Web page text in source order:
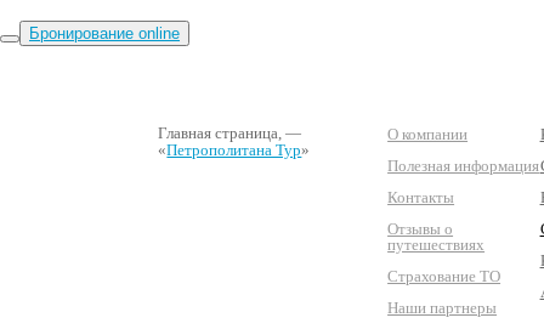
Главная страница , —
«Петрополитана Тур»
О компании
Полезная информация
Контакты
Отзывы о
путешествиях
Страхование ТО
Наши партнеры
Бронирование online